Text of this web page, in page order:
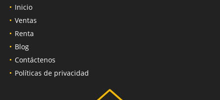
Inicio
Ventas
Renta
Blog
Contáctenos
Políticas de privacidad